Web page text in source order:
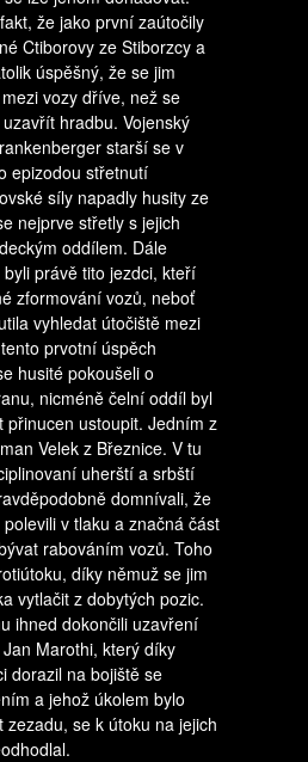
že jako první zaútočily
Ctiborovy ze Stiborzcy a
úspěšný, že se jim
vozy dříve, než se
hradbu. Vojenský
starší se v
epizodou střetnutí
síly napadly husity ze
nejprve střetly s jejich
oddílem. Dále
právě tito jezdci, kteří
zformování vozů, neboť
vyhledat útočiště mezi
prvotní úspěch
husité pokoušeli o
nicméně čelní oddíl byl
přinucen ustoupit. Jedním z
Velek z Březnice. V tu
uherští a srbští
domnívali, že
v tlaku a značná část
rabováním vozů. Toho
díky němuž se jim
vytlačit z dobytých pozic.
ihned dokončili uzavření
Marothi, který díky
dorazil na bojiště se
a jehož úkolem bylo
zezadu, se k útoku na jejich